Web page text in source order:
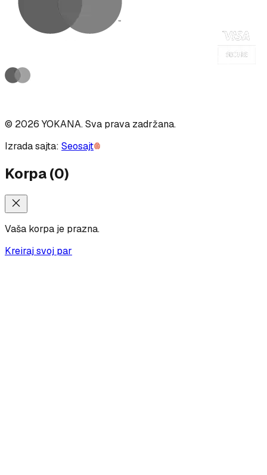
© 2026 YOKANA.Sva prava zadržana.
Izrada sajta: Seosajt
Korpa(0)
Vaša korpa je prazna.
Kreiraj svoj par